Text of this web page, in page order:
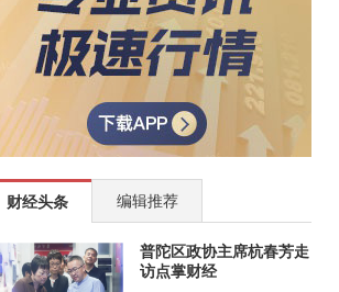
财经头条 编辑推荐
普陀区政协主席杭春芳走
访点掌财经